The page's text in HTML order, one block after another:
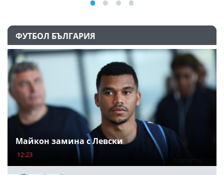
ФУТБОЛ БЪЛГАРИЯ
Майкон замина с Левски
12:23